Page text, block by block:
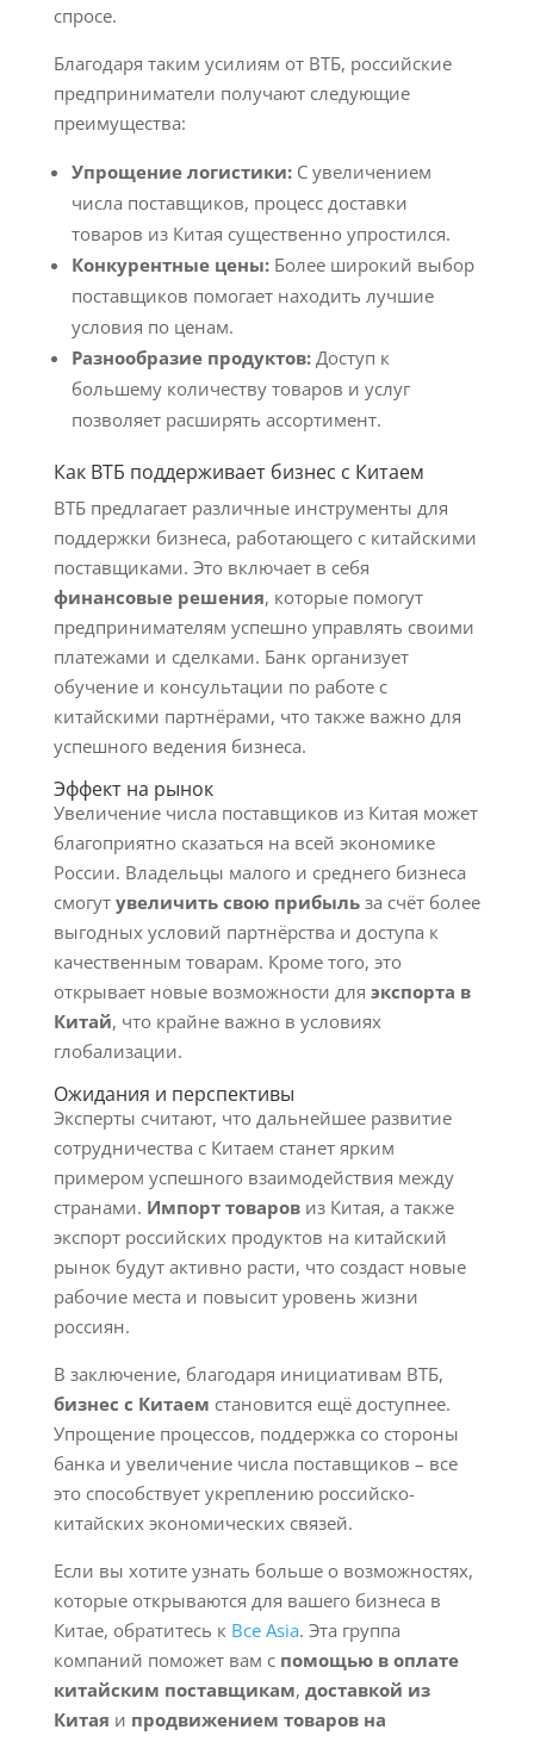
спросе.
Благодаря таким усилиям от ВТБ, российские
предприниматели получают следующие
преимущества:
Упрощение логистики:С увеличением
числа поставщиков, процесс доставки
товаров из Китая существенно упростился.
Конкурентные цены:Более широкий выбор
поставщиков помогает находить лучшие
условия по ценам.
Разнообразие продуктов:Доступ к
большему количеству товаров и услуг
позволяет расширять ассортимент.
Как ВТБ поддерживает бизнес с Китаем
ВТБ предлагает различные инструменты для
поддержки бизнеса, работающего с китайскими
поставщиками. Это включает в себя
финансовые решения, которые помогут
предпринимателям успешно управлять своими
платежами и сделками. Банк организует
обучение и консультации по работе с
китайскими партнёрами, что также важно для
успешного ведения бизнеса.
Эффект на рынок
Увеличение числа поставщиков из Китая может
благоприятно сказаться на всей экономике
России. Владельцы малого и среднего бизнеса
смогут увеличить свою прибыльза счёт более
выгодных условий партнёрства и доступа к
качественным товарам. Кроме того, это
открывает новые возможности для экспорта в
Китай, что крайне важно в условиях
глобализации.
Ожидания и перспективы
Эксперты считают, что дальнейшее развитие
сотрудничества с Китаем станет ярким
примером успешного взаимодействия между
странами. Импорт товаровиз Китая, а также
экспорт российских продуктов на китайский
рынок будут активно расти, что создаст новые
рабочие места и повысит уровень жизни
россиян.
В заключение, благодаря инициативам ВТБ,
бизнес с Китаем становится ещё доступнее.
Упрощение процессов, поддержка со стороны
банка и увеличение числа поставщиков – все
это способствует укреплению российско-
китайских экономических связей.
Если вы хотите узнать больше о возможностях,
которые открываются для вашего бизнеса в
Китае, обратитесь к Все Asia. Эта группа
компаний поможет вам с помощью в оплате
китайским поставщикам, доставкой из
Китая и продвижением товаров на